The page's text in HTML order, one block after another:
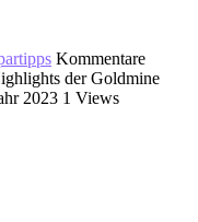
Kommentare
der Goldmine
2023 1 Views